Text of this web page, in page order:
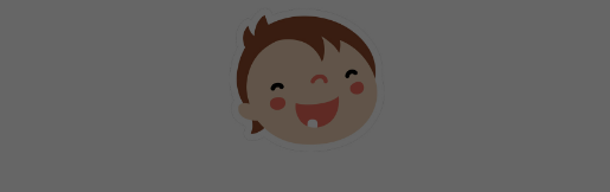
Cookie-Informationen anzeigen
Inhalte von Videoplattformen und Social-Media-Plattformen werden standardmäßig
blockiert. Wenn Cookies von externen Medien akzeptiert werden, bedarf der Zugriff auf
diese Inhalte keiner manuellen Einwilligung mehr.